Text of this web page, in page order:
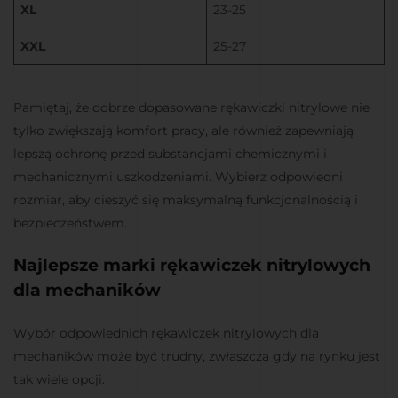
XL 23-25
XXL 25-27
Pamiętaj, że dobrze dopasowane rękawiczki nitrylowe nie
tylko zwiększają komfort pracy, ale również zapewniają
lepszą ochronę przed substancjami chemicznymi i
mechanicznymi uszkodzeniami. Wybierz odpowiedni
rozmiar, aby cieszyć się maksymalną funkcjonalnością i
bezpieczeństwem.
Najlepsze marki rękawiczek nitrylowych
dla mechaników
Wybór odpowiednich rękawiczek nitrylowych dla
mechaników może być trudny, zwłaszcza gdy na rynku jest
tak wiele opcji.